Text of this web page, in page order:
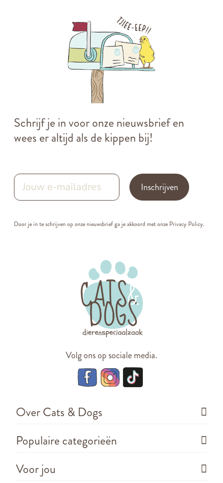
Schrijf je in voor onze nieuwsbrief en
wees er altijd als de kippen bij!
Inschrijven
Door je in te schrijven op onze nieuwsbrief ga je akkoord met onze Privacy Policy.
Volg ons op sociale media.
Over Cats & Dogs
Populaire categorieën
Voor jou